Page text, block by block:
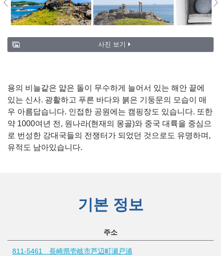
사진 보기
용의 비늘같은 얇은 돌이 무수하게 늘어서 있는 해안 끝에
있는 신사. 광활하고 푸른 바다와 붉은 기둥문의 모습이 매
우 아름답습니다. 인접한 공원에는 캠핑장도 있습니다. 또한
약 1000여년 전, 원나라(현재의 몽골)와 중국 대륙을 중심으
로 번성한 강대국들의 전쟁터가 되었던 것으로도 유명하며,
유적도 남아있습니다.
기본 정보
주소
811-5461 長崎県壱岐市芦辺町瀬戸浦